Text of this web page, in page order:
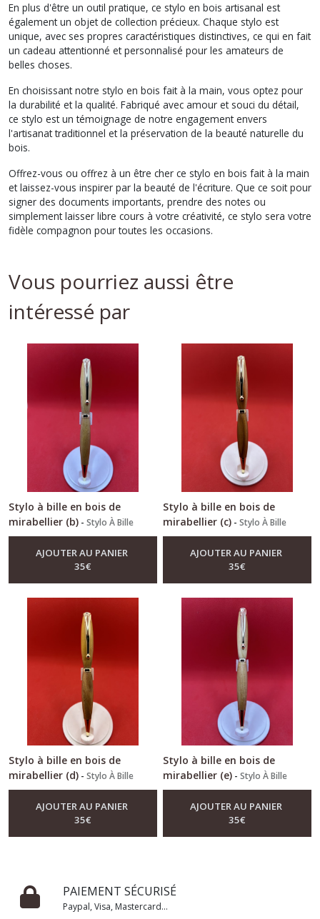
En plus d'être un outil pratique, ce stylo en bois artisanal est
également un objet de collection précieux. Chaque stylo est
unique, avec ses propres caractéristiques distinctives, ce qui en fait
un cadeau attentionné et personnalisé pour les amateurs de
belles choses.
En choisissant notre stylo en bois fait à la main, vous optez pour
la durabilité et la qualité. Fabriqué avec amour et souci du détail,
ce stylo est un témoignage de notre engagement envers
l'artisanat traditionnel et la préservation de la beauté naturelle du
bois.
Offrez-vous ou offrez à un être cher ce stylo en bois fait à la main
et laissez-vous inspirer par la beauté de l'écriture. Que ce soit pour
signer des documents importants, prendre des notes ou
simplement laisser libre cours à votre créativité, ce stylo sera votre
fidèle compagnon pour toutes les occasions.
Vous pourriez aussi être
intéressé par
Stylo à bille en bois de
mirabellier (b) - Stylo À Bille
AJOUTER AU PANIER
35€
Stylo à bille en bois de
mirabellier (c) -Stylo À Bille
AJOUTER AU PANIER
35€
Stylo à bille en bois de
mirabellier (d) - Stylo À Bille
AJOUTER AU PANIER
35€
Stylo à bille en bois de
mirabellier (e) -Stylo À Bille
AJOUTER AU PANIER
35€
PAIEMENT SÉCURISÉ
Paypal, Visa, Mastercard...